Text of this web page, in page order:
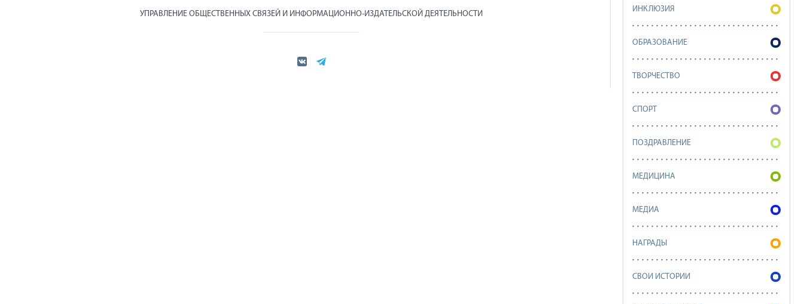
УПРАВЛЕНИЕ ОБЩЕСТВЕННЫХ СВЯЗЕЙ И ИНФОРМАЦИОННО-ИЗДАТЕЛЬСКОЙ ДЕЯТЕЛЬНОСТИ
ИНКЛЮЗИЯ
ОБРАЗОВАНИЕ
ТВОРЧЕСТВО
СПОРТ
ПОЗДРАВЛЕНИЕ
МЕДИЦИНА
МЕДИА
НАГРАДЫ
СВОИ ИСТОРИИ